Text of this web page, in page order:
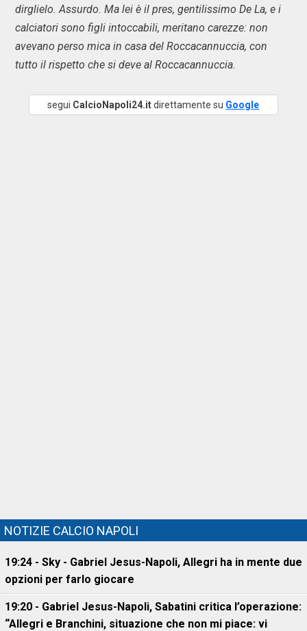
dirglielo. Assurdo. Ma lei è il pres, gentilissimo De La, e i
calciatori sono figli intoccabili, meritano carezze: non
avevano perso mica in casa del Roccacannuccia, con
tutto il rispetto che si deve al Roccacannuccia.
segui CalcioNapoli24.itdirettamente su Google
NOTIZIE CALCIO NAPOLI
19:24 - Sky - Gabriel Jesus-Napoli, Allegri ha in mente due
opzioni per farlo giocare
19:20 - Gabriel Jesus-Napoli, Sabatini critica l’operazione:
“Allegri e Branchini, situazione che non mi piace: vi